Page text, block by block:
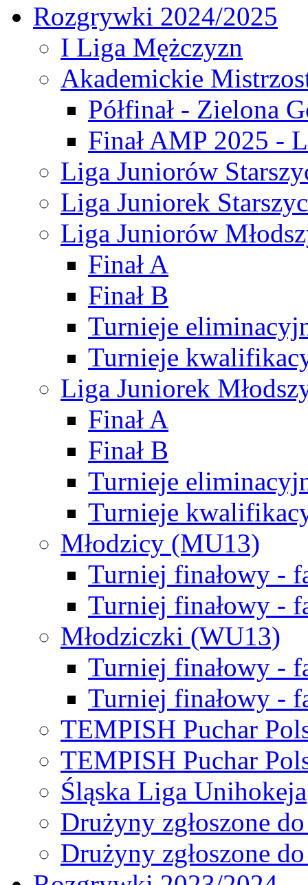
Rozgrywki 2024/2025
I Liga Mężczyzn
Akademickie
Półfinał - Zielona
Finał AMP 2025 -
Liga Juniorów
Liga Juniorek
Liga Juniorów
Finał A
Finał B
Turnieje
Turnieje
Liga Juniorek
Finał A
Finał B
Turnieje
Turnieje
Młodzicy (MU13)
Turniej finałowy -
Turniej finałowy -
Młodziczki (WU13)
Turniej finałowy -
Turniej finałowy -
TEMPISH Puchar
TEMPISH Puchar
Śląska Liga Unihokeja
Drużyny zgłoszone
Drużyny zgłoszone